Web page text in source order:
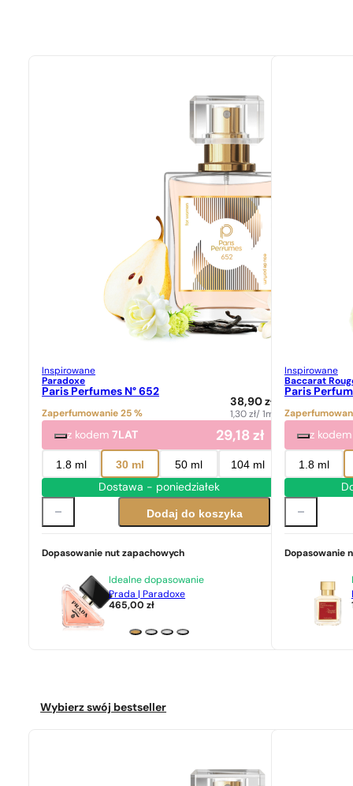
Inspirowane
Paradoxe
Paris Perfumes N° 652
Zaperfumowanie 25 %
38,90zł
1,30zł/ 1ml
z kodem7LAT 29,18zł
1.8 ml 30 ml 50 ml 104 ml
Dostawa - poniedziałek
Dodaj do koszyka
Dopasowanie nut zapachowych
Idealne dopasowanie
Prada | Paradoxe
465,00zł
Inspirowane
Baccarat
Paris
z
1.8 ml
Dopasowanie
Wybierz swój bestseller